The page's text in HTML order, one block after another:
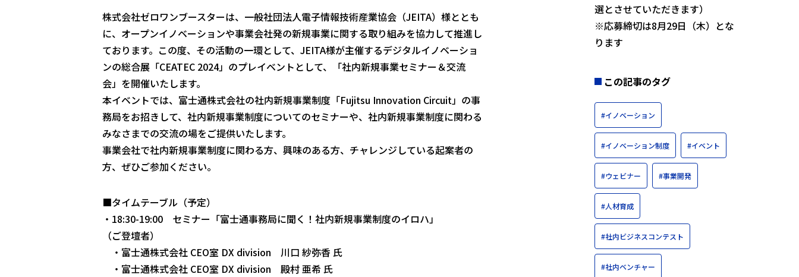
株式会社ゼロワンブースターは、一般社団法人電子情報技術産業協会（JEITA）様ととも
に、オープンイノベーションや事業会社発の新規事業に関する取り組みを協力して推進し
ております。この度、その活動の一環として、JEITA様が主催するデジタルイノベーショ
ンの総合展「CEATEC 2024」のプレイベントとして、「社内新規事業セミナー＆交流
会」を開催いたします。
本イベントでは、富士通株式会社の社内新規事業制度「Fujitsu Innovation Circuit」の事
務局をお招きして、社内新規事業制度についてのセミナーや、社内新規事業制度に関わる
みなさまでの交流の場をご提供いたします。
事業会社で社内新規事業制度に関わる方、興味のある方、チャレンジしている起案者の
方、ぜひご参加ください。
■タイムテーブル（予定）
・18:30-19:00 セミナー「富士通事務局に聞く！社内新規事業制度のイロハ」
（ご登壇者）
・富士通株式会社 CEO室 DX division 川口 紗弥香 氏
・富士通株式会社 CEO室 DX division 殿村 亜希 氏
選とさせていただきます）
※応募締切は8月29日（木）とな
ります
この記事のタグ
#イノベーション
#イノベーション制度 #イベント
#ウェビナー #事業開発
#人材育成
#社内ビジネスコンテスト
#社内ベンチャー